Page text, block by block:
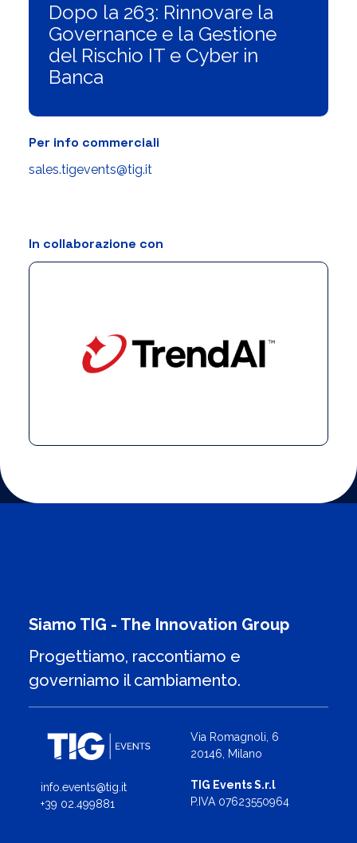
Dopo la 263: Rinnovare la
Governance e la Gestione
del Rischio IT e Cyber in
Banca
Per info commerciali
sales.tigevents@tig.it
In collaborazione con
Siamo TIG - The Innovation Group
Progettiamo, raccontiamo e
governiamo il cambiamento.
info.events@tig.it
+39 02.499881
Via Romagnoli, 6
20146, Milano
TIG Events S.r.l
P.IVA 07623550964